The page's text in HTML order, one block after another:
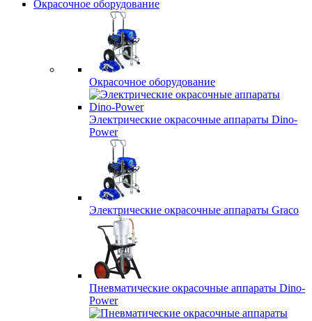
Окрасочное оборудование
Окрасочное оборудование
Электрические окрасочные аппараты Dino-
Power
Электрические окрасочные аппараты Graco
Пневматические окрасочные аппараты Dino-
Power